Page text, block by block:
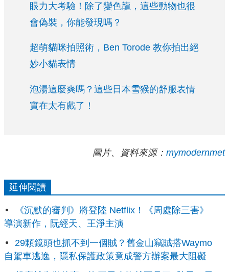
眼力大考驗！除了變色龍，這些動物也很
會偽裝，你能發現嗎？
超萌貓咪拍照術，Ben Torode 教你拍出絕
妙小貓表情
泡湯這麼爽嗎？這些日本雪猴的舒服表情
實在太有戲了！
圖片、資料來源： mymodernmet
延伸閱讀
《沉默的審判》將登陸 Netflix！《周處除三害》
導演新作，阮經天、王淨主演
29顆鏡頭也抓不到一個賊？舊金山竊賊搭Waymo
自駕車逃逸，隱私保護政策竟成警方辦案最大阻礙